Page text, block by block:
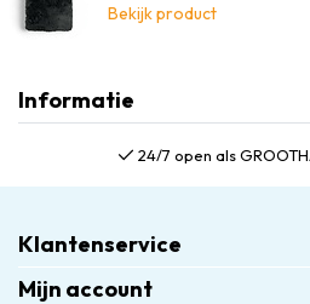
Bekijk product
Informatie
24/7 open als
Klantenservice
Mijn account